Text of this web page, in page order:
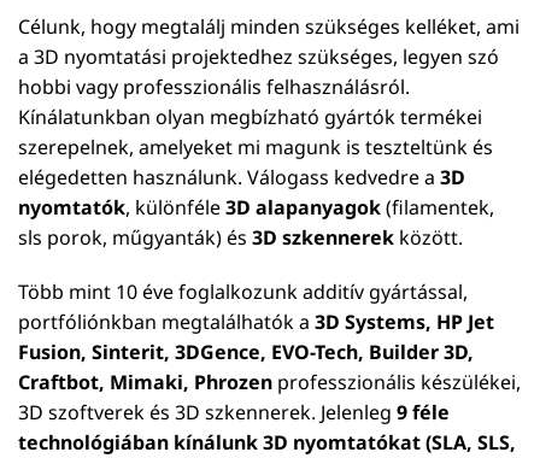
Célunk, hogy megtalálj minden szükséges kelléket, ami
a 3D nyomtatási projektedhez szükséges, legyen szó
hobbi vagy professzionális felhasználásról.
Kínálatunkban olyan megbízható gyártók termékei
szerepelnek, amelyeket mi magunk is teszteltünk és
elégedetten használunk. Válogass kedvedre a 3D
nyomtatók, különféle3D alapanyagok(filamentek,
sls porok, műgyanták) és 3D szkennerek között.
Több mint 10 éve foglalkozunk additív gyártással,
portfóliónkban megtalálhatók a 3D Systems, HP Jet
Fusion, Sinterit, 3DGence, EVO-Tech, Builder 3D,
Craftbot, Mimaki, Phrozen professzionális készülékei,
3D szoftverek és 3D szkennerek. Jelenleg 9 féle
technológiában kínálunk 3D nyomtatókat (SLA, SLS,